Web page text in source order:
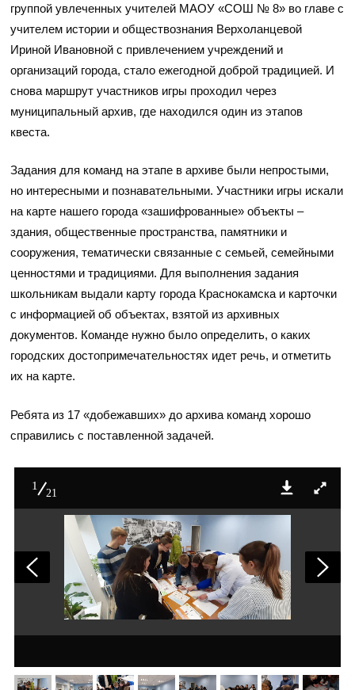
группой увлеченных учителей МАОУ «СОШ № 8» во главе с
учителем истории и обществознания Верхоланцевой
Ириной Ивановной с привлечением учреждений и
организаций города, стало ежегодной доброй традицией. И
снова маршрут участников игры проходил через
муниципальный архив, где находился один из этапов
квеста.
Задания для команд на этапе в архиве были непростыми,
но интересными и познавательными. Участники игры искали
на карте нашего города «зашифрованные» объекты –
здания, общественные пространства, памятники и
сооружения, тематически связанные с семьей, семейными
ценностями и традициями. Для выполнения задания
школьникам выдали карту города Краснокамска и карточки
с информацией об объектах, взятой из архивных
документов. Команде нужно было определить, о каких
городских достопримечательностях идет речь, и отметить
их на карте.
Ребята из 17 «добежавших» до архива команд хорошо
справились с поставленной задачей.
1
21